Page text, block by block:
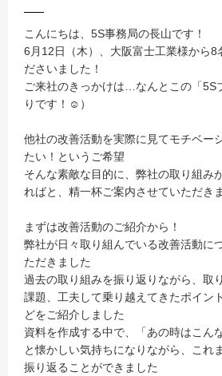
こんにちは、5S事務局の長山です！
6月12日（木）、大阪富士工業様から8
ださいました！
ご来社のきっかけは…なんとこの「5S
りです！☺）
他社の改善活動を実際に見てモチベー
たい！というご希望
そんな素敵な目的に、弊社の取り組み
ればと、精一杯ご案内させていただき
まずは改善活動のご紹介から！
弊社が日々取り組んでいる改善活動に
ただきました
過去の取り組みを振り返りながら、取
課題、工夫して乗り越えてきたポイン
どをご紹介しました
資料を作成する中で、「あの時はこん
と懐かしい気持ちになりながら、これ
振り返ることができました